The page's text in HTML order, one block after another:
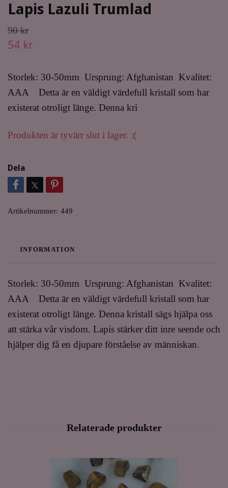
Lapis Lazuli Trumlad
90 kr
54 kr
Storlek: 30-50mm Ursprung: Afghanistan Kvalitet:
AAA Detta är en väldigt värdefull kristall som har
existerat otroligt länge. Denna kri
Produkten är tyvärr slut i lager. :(
Dela
Artikelnummer: 449
INFORMATION
Storlek: 30-50mm Ursprung: Afghanistan Kvalitet:
AAA Detta är en väldigt värdefull kristall som har
existerat otroligt länge. Denna kristall sägs hjälpa oss
att stärka vår visdom. Lapis stärker ditt inre seende och
hjälper dig få en djupare förståelse av människan.